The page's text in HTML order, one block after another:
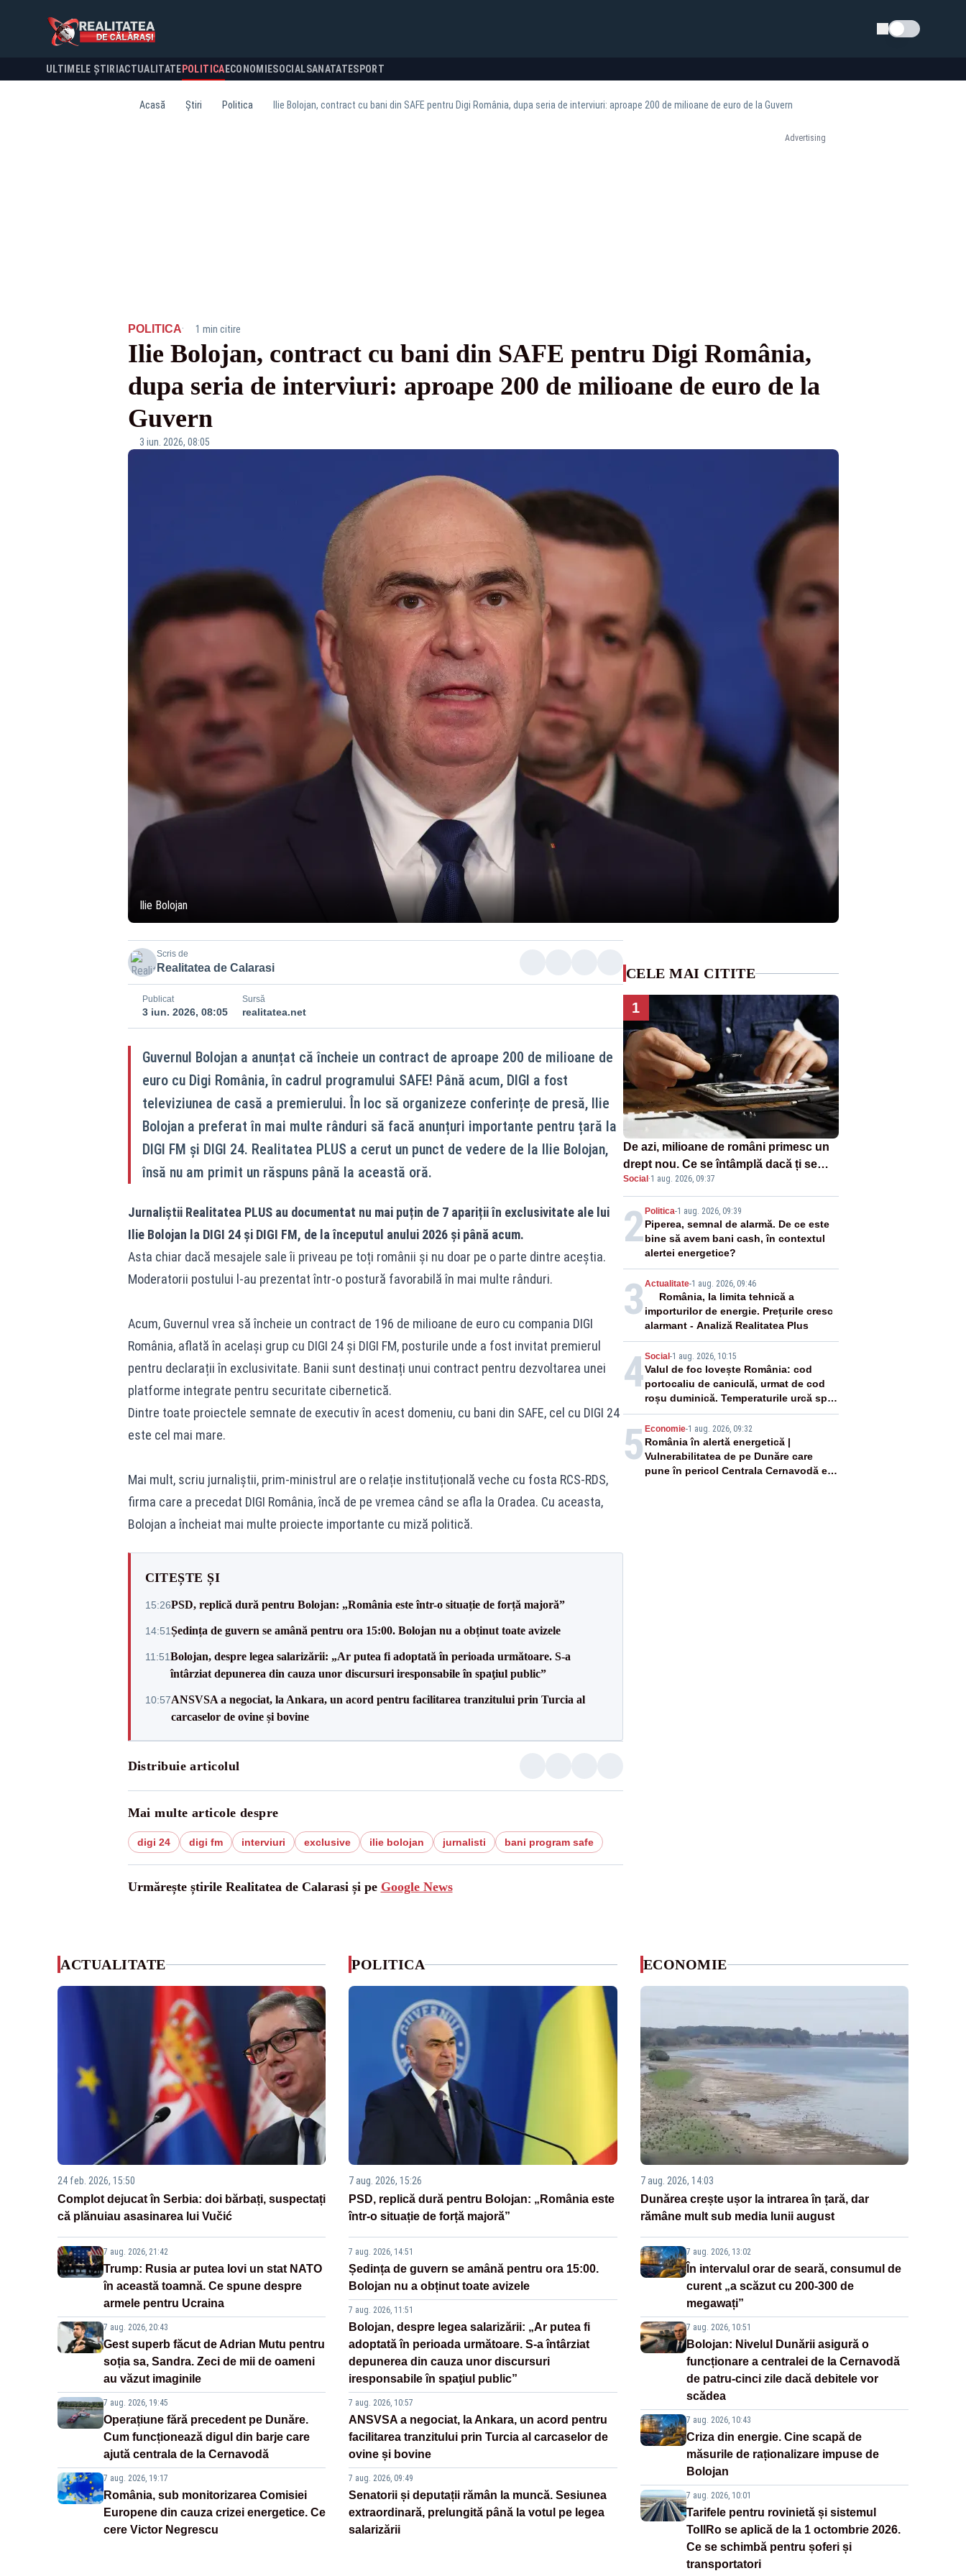
Schimba tema
ULTIMELE ȘTIRI ACTUALITATE POLITICA ECONOMIESOCIALSANATATESPORT
Acasă Știri Politica Ilie Bolojan, contract cu bani din SAFE pentru Digi România, dupa seria de interviuri: aproape 200 de milioane de euro de la Guvern
Advertising
POLITICA· 1 min citire
Ilie Bolojan, contract cu bani din SAFE pentru Digi România,
dupa seria de interviuri: aproape 200 de milioane de euro de la
Guvern
3 iun. 2026, 08:05
Ilie Bolojan
Scris de
Realitatea de Calarasi
Publicat
3 iun. 2026, 08:05
Sursă
realitatea.net
Guvernul Bolojan a anunțat că încheie un contract de aproape 200 de milioane de
euro cu Digi România, în cadrul programului SAFE! Până acum, DIGI a fost
televiziunea de casă a premierului. În loc să organizeze conferințe de presă, Ilie
Bolojan a preferat în mai multe rânduri să facă anunțuri importante pentru țară la
DIGI FM și DIGI 24. Realitatea PLUS a cerut un punct de vedere de la Ilie Bolojan,
însă nu am primit un răspuns până la această oră.
Jurnaliștii Realitatea PLUS au documentat nu mai puțin de 7 apariții în exclusivitate ale lui
Ilie Bolojan la DIGI 24 și DIGI FM, de la începutul anului 2026 și până acum.
Asta chiar dacă mesajele sale îi priveau pe toți românii și nu doar pe o parte dintre aceștia.
Moderatorii postului l-au prezentat într-o postură favorabilă în mai multe rânduri.
Acum, Guvernul vrea să încheie un contract de 196 de milioane de euro cu compania DIGI
România, aflată în același grup cu DIGI 24 și DIGI FM, posturile unde a fost invitat premierul
pentru declarații în exclusivitate. Banii sunt destinați unui contract pentru dezvoltarea unei
platforme integrate pentru securitate cibernetică.
Dintre toate proiectele semnate de executiv în acest domeniu, cu bani din SAFE, cel cu DIGI 24
este cel mai mare.
Mai mult, scriu jurnaliștii, prim-ministrul are o relație instituțională veche cu fosta RCS-RDS,
firma care a precedat DIGI România, încă de pe vremea când se afla la Oradea. Cu aceasta,
Bolojan a încheiat mai multe proiecte importante cu miză politică.
CITEȘTE ȘI
15:26PSD, replică dură pentru Bolojan: „România este într-o situație de forță majoră”
14:51Ședința de guvern se amână pentru ora 15:00. Bolojan nu a obținut toate avizele
11:51Bolojan, despre legea salarizării: „Ar putea fi adoptată în perioada următoare. S-a
întârziat depunerea din cauza unor discursuri iresponsabile în spaţiul public”
10:57ANSVSA a negociat, la Ankara, un acord pentru facilitarea tranzitului prin Turcia al
carcaselor de ovine și bovine
Distribuie articolul
Mai multe articole despre
digi 24 digi fm interviuri exclusive ilie bolojan jurnalisti bani program safe
Urmărește știrile Realitatea de Calarasi și pe Google News
CELE MAI CITITE
1
De azi, milioane de români primesc un
drept nou. Ce se întâmplă dacă ți se
strică un produs
Social ·1 aug. 2026, 09:37
2 Politica-1 aug. 2026, 09:39
Piperea, semnal de alarmă. De ce este
bine să avem bani cash, în contextul
alertei energetice?
3 Actualitate-1 aug. 2026, 09:46
România, la limita tehnică a
importurilor de energie. Prețurile cresc
alarmant - Analiză Realitatea Plus
4Social -1 aug. 2026, 10:15
Valul de foc lovește România: cod
portocaliu de caniculă, urmat de cod
roșu duminică. Temperaturile urcă spre
40°C
5 Economie-1 aug. 2026, 09:32
România în alertă energetică |
Vulnerabilitatea de pe Dunăre care
pune în pericol Centrala Cernavodă era
ACTUALITATE
24 feb. 2026, 15:50
Complot dejucat în Serbia: doi bărbați, suspectați
că plănuiau asasinarea lui Vučić
7 aug. 2026, 21:42
Trump: Rusia ar putea lovi un stat NATO
în această toamnă. Ce spune despre
armele pentru Ucraina
7 aug. 2026, 20:43
Gest superb făcut de Adrian Mutu pentru
soția sa, Sandra. Zeci de mii de oameni
au văzut imaginile
7 aug. 2026, 19:45
Operațiune fără precedent pe Dunăre.
Cum funcționează digul din barje care
ajută centrala de la Cernavodă
7 aug. 2026, 19:17
România, sub monitorizarea Comisiei
Europene din cauza crizei energetice. Ce
cere Victor Negrescu
POLITICA
7 aug. 2026, 15:26
PSD, replică dură pentru Bolojan: „România este
într-o situație de forță majoră”
7 aug. 2026, 14:51
Ședința de guvern se amână pentru ora 15:00.
Bolojan nu a obținut toate avizele
7 aug. 2026, 11:51
Bolojan, despre legea salarizării: „Ar putea fi
adoptată în perioada următoare. S-a întârziat
depunerea din cauza unor discursuri
iresponsabile în spaţiul public”
7 aug. 2026, 10:57
ANSVSA a negociat, la Ankara, un acord pentru
facilitarea tranzitului prin Turcia al carcaselor de
ovine și bovine
7 aug. 2026, 09:49
Senatorii și deputații rămân la muncă. Sesiunea
extraordinară, prelungită până la votul pe legea
salarizării
ECONOMIE
7 aug. 2026, 14:03
Dunărea crește ușor la intrarea în țară, dar
rămâne mult sub media lunii august
7 aug. 2026, 13:02
În intervalul orar de seară, consumul de
curent „a scăzut cu 200-300 de
megawați”
7 aug. 2026, 10:51
Bolojan: Nivelul Dunării asigură o
funcționare a centralei de la Cernavodă
de patru-cinci zile dacă debitele vor
scădea
7 aug. 2026, 10:43
Criza din energie. Cine scapă de
măsurile de raționalizare impuse de
Bolojan
7 aug. 2026, 10:01
Tarifele pentru rovinietă și sistemul
TollRo se aplică de la 1 octombrie 2026.
Ce se schimbă pentru șoferi și
transportatori